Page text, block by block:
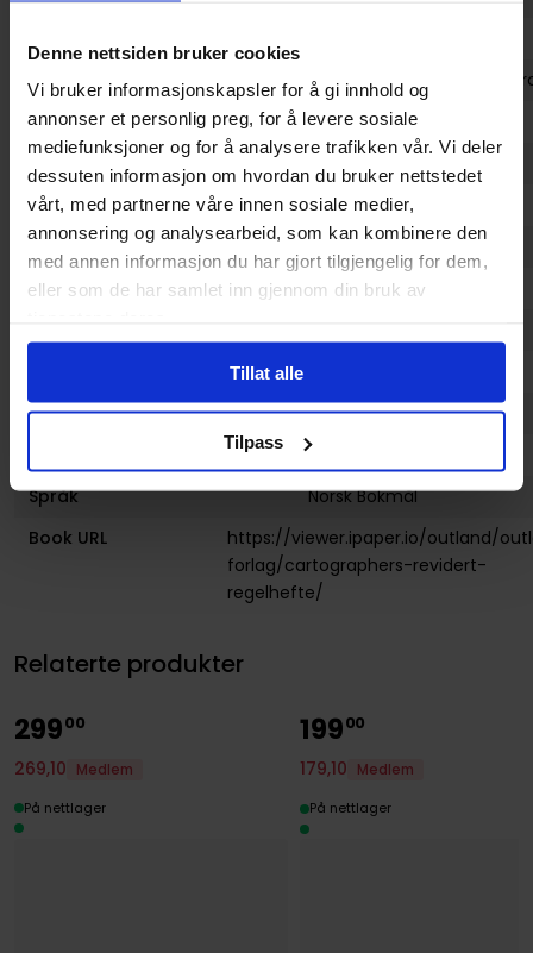
Denne nettsiden bruker cookies
Vi bruker informasjonskapsler for å gi innhold og
annonser et personlig preg, for å levere sosiale
mediefunksjoner og for å analysere trafikken vår. Vi deler
dessuten informasjon om hvordan du bruker nettstedet
vårt, med partnerne våre innen sosiale medier,
annonsering og analysearbeid, som kan kombinere den
med annen informasjon du har gjort tilgjengelig for dem,
eller som de har samlet inn gjennom din bruk av
Tillat alle
Tilpass
Illustratør
Luis Francisco, Lucas
Utgiver
Outland Forlag
Anbefalt Antall Spillere
Lanseringsdato (dd.mm.yyyy)
02.01.2019
Brettspill Type
Strategispill
Minimum Spilltid
30+ minutter
Antall Spillere
1 - 100
Yes
Språk
Norsk Bokmål
Book URL
https://viewer.ipaper.io/outland/
forlag/cartographers-revidert-
regelhefte/
Relaterte produkter
29900
269,10
Medlem
På nettlager
19900
179,10 Medlem
På nettlager